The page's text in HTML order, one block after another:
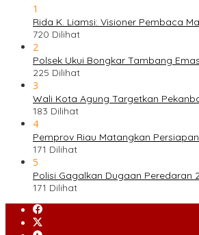
1
Rida K. Liamsi: Visioner Pembaca
720 Dilihat
2
Polsek Ukui Bongkar Tambang
225 Dilihat
3
Wali Kota Agung Targetkan
183 Dilihat
4
Pemprov Riau Matangkan
171 Dilihat
5
Polisi Gagalkan Dugaan Peredaran
171 Dilihat